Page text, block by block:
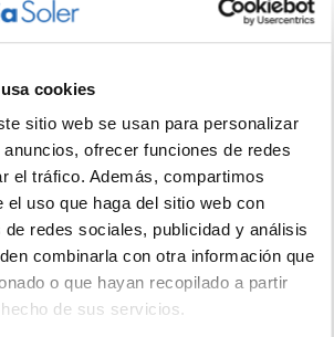
cookies
sitio web se usan para personalizar
ofrecer funciones de redes
el tráfico. Además, compartimos
el uso que haga del sitio web con
de redes sociales, publicidad y análisis
combinarla con otra información que
o que hayan recopilado a partir
de sus servicios.
Vitamínico PACK (60comp x 2